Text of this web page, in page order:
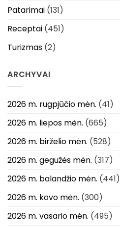
Patarimai (131)
Receptai (451)
Turizmas (2)
ARCHYVAI
2026 m. rugpjūčio mėn. (41)
2026 m. liepos mėn. (665)
2026 m. birželio mėn. (528)
2026 m. gegužės mėn. (317)
2026 m. balandžio mėn. (441)
2026 m. kovo mėn. (300)
2026 m. vasario mėn. (495)